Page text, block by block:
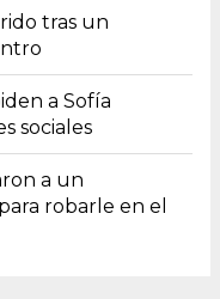
tras un
a Sofía
sociales
a un
robarle en el